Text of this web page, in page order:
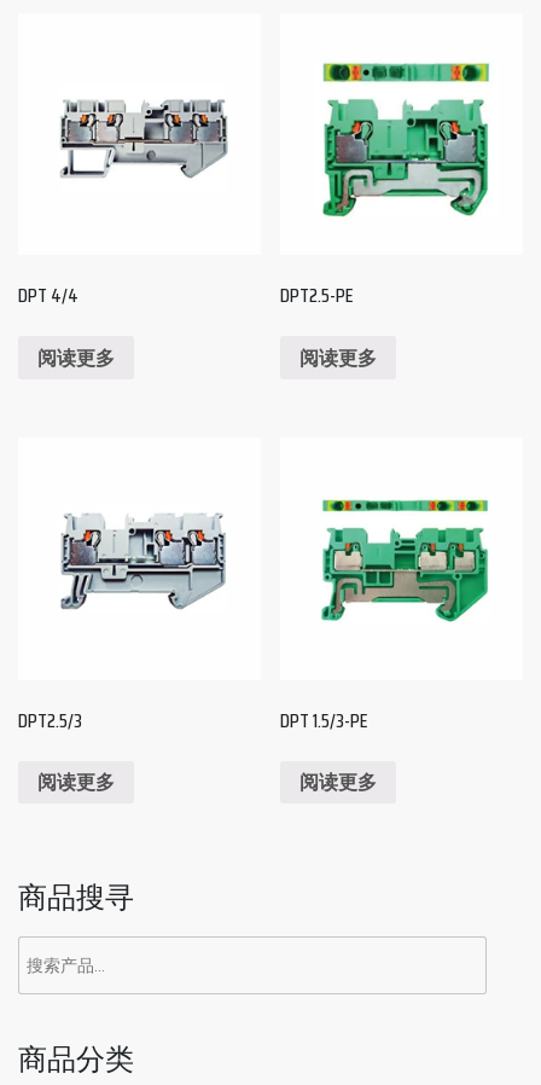
DPT 4/4
阅读更多
DPT2.5-PE
阅读更多
DPT2.5/3
阅读更多
DPT 1.5/3-PE
阅读更多
商品搜寻
商品分类